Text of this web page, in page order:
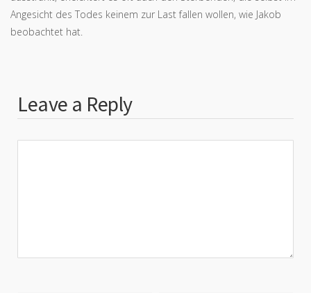
Angesicht des Todes keinem zur Last fallen wollen, wie Jakob
beobachtet hat.
Leave a Reply